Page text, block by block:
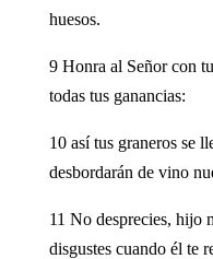
huesos.
9 Honra al Señor con
todas tus ganancias:
10 así tus graneros se
desbordarán de vino
11 No desprecies, hijo
disgustes cuando él te